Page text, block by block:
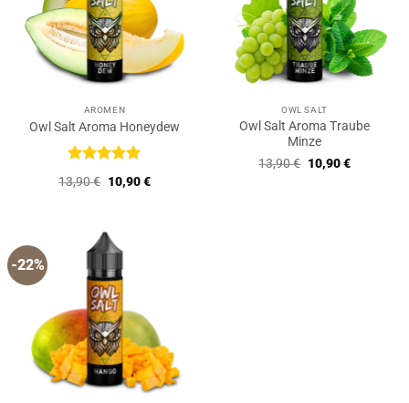
AROMEN
Owl Salt Aroma Honeydew
Bewertet
mit 5 von
13,90€ Ursprünglicher
Preis
10,90€Aktueller
OWL SALT
Owl Salt Aroma Traube
Minze
13,90€ Ursprünglicher
Preis
10,90€Aktueller
-22%